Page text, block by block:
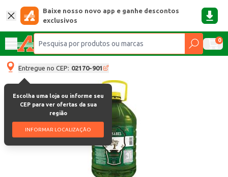
Baixe nosso novo app e ganhe descontos
exclusivos
0
Entregue no CEP: 02170-901
Escolha uma loja ou informe seu
CEP para ver ofertas da sua
região
INFORMAR LOCALIZAÇÃO